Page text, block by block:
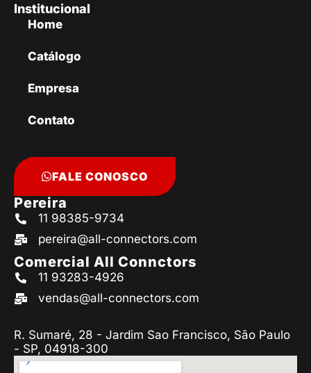
Institucional
Home
Catálogo
Empresa
Contato
FALE CONOSCO
Pereira
11 98385-9734
pereira@all-connectors.com
Comercial All Connctors
11 93283-4926
vendas@all-connectors.com
R. Sumaré, 28 - Jardim Sao Francisco, São Paulo
- SP, 04918-300